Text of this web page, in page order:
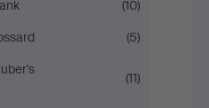
(10)
(5)
(11)